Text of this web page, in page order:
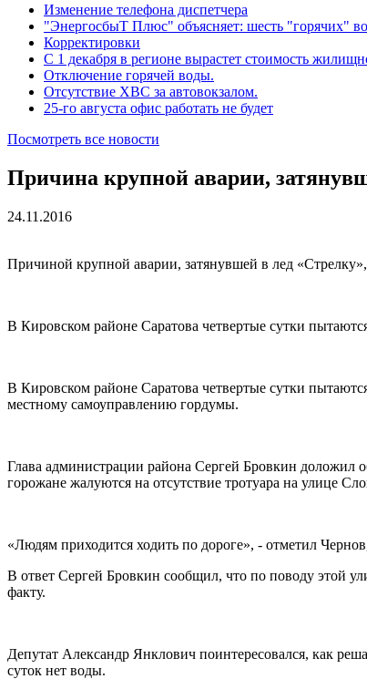
Изменение телефона диспетчера
"ЭнергосбыТ Плюс" объясняет: шесть "горячих"
Корректировки
С 1 декабря в регионе вырастет стоимость
Отключение горячей воды.
Отсутствие ХВС за автовокзалом.
25-го августа офис работать не будет
Посмотреть все новости
Причина крупной аварии,
24.11.2016
Причиной крупной аварии, затянувшей в лед
В Кировском районе Саратова четвертые сутки
В Кировском районе Саратова четвертые сутки
местному самоуправлению гордумы.
Глава администрации района Сергей Бровкин доложил
горожане жалуются на отсутствие тротуара на улице
«Людям приходится ходить по дороге», - отметил
В ответ Сергей Бровкин сообщил, что по поводу этой
факту.
Депутат Александр Янклович поинтересовался, как
суток нет воды.